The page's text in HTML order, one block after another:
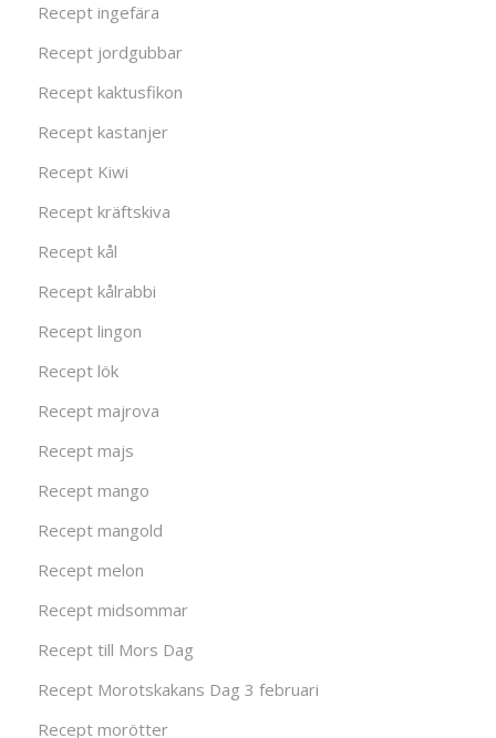
Recept ingefära
Recept jordgubbar
Recept kaktusfikon
Recept kastanjer
Recept Kiwi
Recept kräftskiva
Recept kål
Recept kålrabbi
Recept lingon
Recept lök
Recept majrova
Recept majs
Recept mango
Recept mangold
Recept melon
Recept midsommar
Recept till Mors Dag
Recept Morotskakans Dag 3 februari
Recept morötter